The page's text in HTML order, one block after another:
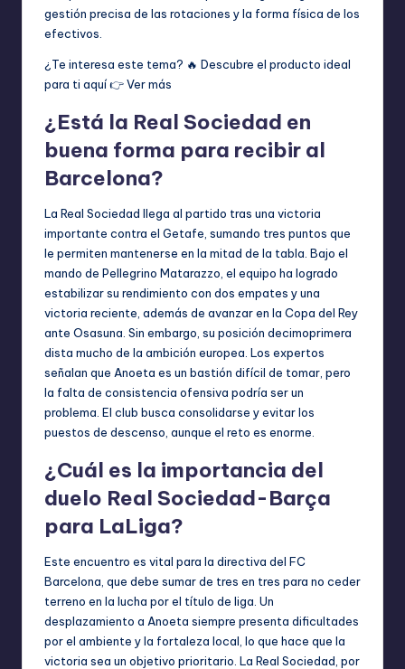
gestión precisa de las rotaciones y la forma física de los
efectivos.
¿Te interesa este tema? 🔥 Descubre el producto ideal
para ti aquí 👉Ver más
¿Está la Real Sociedad en
buena forma para recibir al
Barcelona?
La Real Sociedad llega al partido tras una victoria
importante contra el Getafe, sumando tres puntos que
le permiten mantenerse en la mitad de la tabla. Bajo el
mando de Pellegrino Matarazzo, el equipo ha logrado
estabilizar su rendimiento con dos empates y una
victoria reciente, además de avanzar en la Copa del Rey
ante Osasuna. Sin embargo, su posición decimoprimera
dista mucho de la ambición europea. Los expertos
señalan que Anoeta es un bastión difícil de tomar, pero
la falta de consistencia ofensiva podría ser un
problema. El club busca consolidarse y evitar los
puestos de descenso, aunque el reto es enorme.
¿Cuál es la importancia del
duelo Real Sociedad-Barça
para LaLiga?
Este encuentro es vital para la directiva del FC
Barcelona, que debe sumar de tres en tres para no ceder
terreno en la lucha por el título de liga. Un
desplazamiento a Anoeta siempre presenta dificultades
por el ambiente y la fortaleza local, lo que hace que la
victoria sea un objetivo prioritario. La Real Sociedad, por